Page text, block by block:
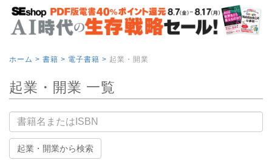
ホーム > 書籍 > 電子書籍 > 起業・開業
起業・開業 一覧
書籍名
起業・開業から検索